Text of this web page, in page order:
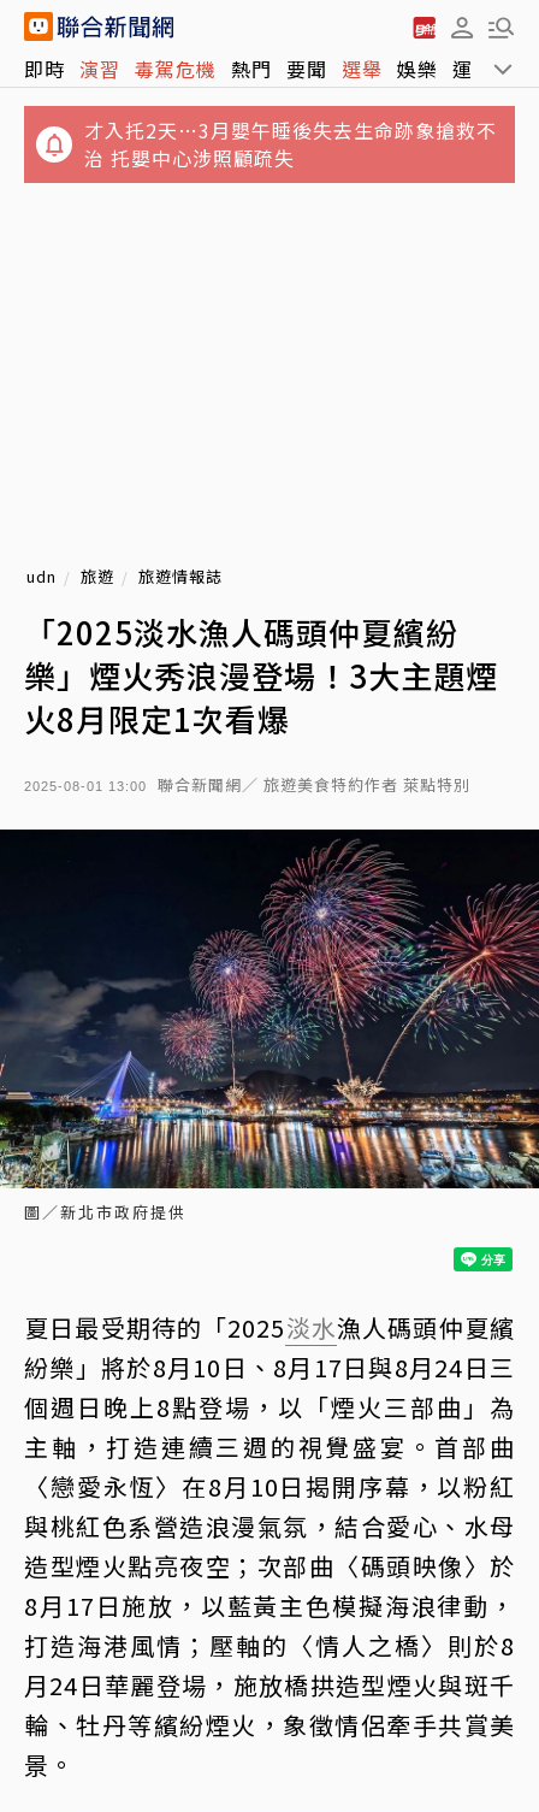
即時 演習 毒駕危機 熱門 要聞 選舉 娛樂 運動 全
才入托2天…3月嬰午睡後失去生命跡象搶救不
治 托嬰中心涉照顧疏失
udn 旅遊 旅遊情報誌
「2025淡水漁人碼頭仲夏繽紛
樂」煙火秀浪漫登場！3大主題煙
火8月限定1次看爆
2025-08-01 13:00 聯合新聞網／ 旅遊美食特約作者 萊點特別
圖／新北市政府提供
夏日最受期待的「2025淡水漁人碼頭仲夏繽
紛樂」將於8月10日、8月17日與8月24日三
個週日晚上8點登場，以「煙火三部曲」為
主軸，打造連續三週的視覺盛宴。首部曲
〈戀愛永恆〉在8月10日揭開序幕，以粉紅
與桃紅色系營造浪漫氣氛，結合愛心、水母
造型煙火點亮夜空；次部曲〈碼頭映像〉於
8月17日施放，以藍黃主色模擬海浪律動，
打造海港風情；壓軸的〈情人之橋〉則於8
月24日華麗登場，施放橋拱造型煙火與斑千
輪、牡丹等繽紛煙火，象徵情侶牽手共賞美
景。